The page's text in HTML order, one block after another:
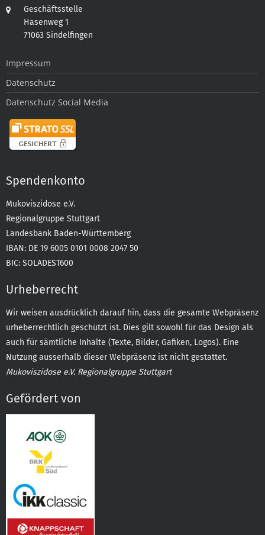
Geschäftsstelle
Hasenweg 1
71063 Sindelfingen
Impressum
Datenschutz
Datenschutz Social Media
Spendenkonto
Mukoviszidose e.V.
Regionalgruppe Stuttgart
Landesbank Baden-Württemberg
IBAN: DE 19 6005 0101 0008 2047 50
BIC: SOLADEST600
Urheberrecht
Wir weisen ausdrücklich darauf hin, dass die gesamte Webpräsenz
urheberrechtlich geschützt ist. Dies gilt sowohl für das Design als
auch für sämtliche Inhalte (Texte, Bilder, Gafiken, Logos). Eine
Nutzung ausserhalb dieser Webpräsenz ist nicht gestattet.
Mukoviszidose e.V. Regionalgruppe Stuttgart
Gefördert von